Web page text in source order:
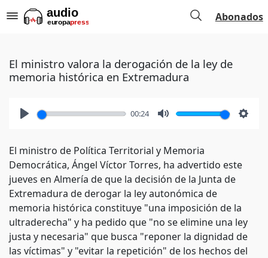
Abonados
El ministro valora la derogación de la ley de
memoria histórica en Extremadura
00:24
El ministro de Política Territorial y Memoria
Democrática, Ángel Víctor Torres, ha advertido este
jueves en Almería de que la decisión de la Junta de
Extremadura de derogar la ley autonómica de
memoria histórica constituye "una imposición de la
ultraderecha" y ha pedido que "no se elimine una ley
justa y necesaria" que busca "reponer la dignidad de
las víctimas" y "evitar la repetición" de los hechos del